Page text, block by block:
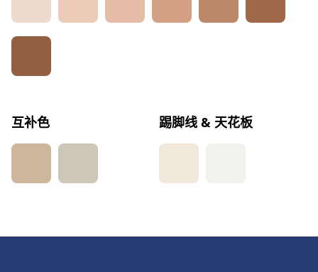
互补色 踢脚线 & 天花板